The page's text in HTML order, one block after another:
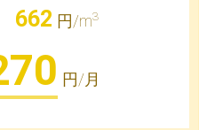
662 円/m3
円/月